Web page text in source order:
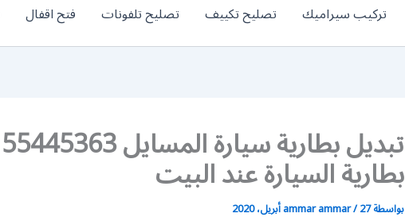
تركيب سيراميك تصليح تكييف تصليح تلفونات فتح اقفال
بطارية السيارة عند البيت
بواسطة ammar ammar/27 أبريل، 2020